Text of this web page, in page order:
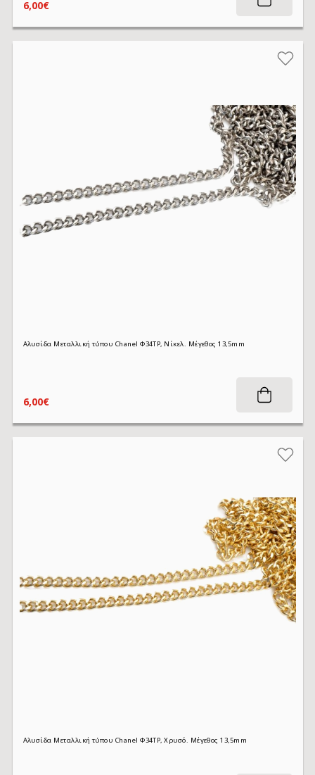
6,00€
Αλυσίδα Μεταλλική τύπου Chanel Φ34TP, Νίκελ. Μέγεθος 13,5mm
6,00€
Αλυσίδα Μεταλλική τύπου Chanel Φ34TP, Χρυσό. Μέγεθος 13,5mm